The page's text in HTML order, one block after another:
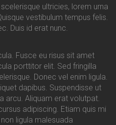
ultricies, lorem urna
vestibulum tempus felis.
Duis id erat nunc.
Fusce eu risus sit amet
porttitor elit. Sed fringilla
Donec vel enim ligula.
dapibus. Suspendisse ut
arcu. Aliquam erat volutpat.
adipiscing. Etiam quis mi
ligula malesuada